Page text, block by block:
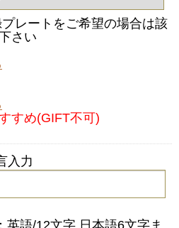
レートをご希望の場合は該
さい
すめ(GIFT不可)
入力